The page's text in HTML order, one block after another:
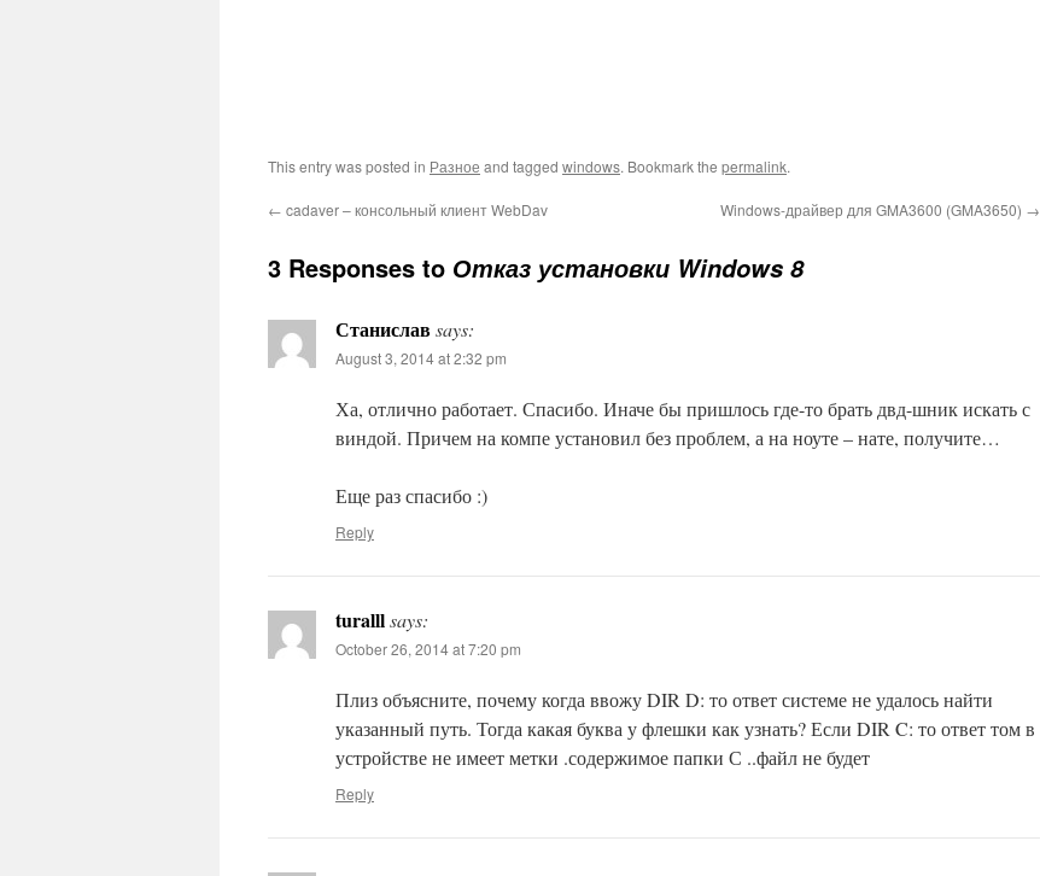
This entry was posted in Разное and tagged windows. Bookmark the permalink.
← cadaver – консольный клиент WebDav Windows-драйвер для GMA3600 (GMA3650) →
3 Responses to Отказ установки Windows 8
Станиславsays:
August 3, 2014 at 2:32 pm
Ха, отлично работает. Спасибо. Иначе бы пришлось где-то брать двд-шник искать с
виндой. Причем на компе установил без проблем, а на ноуте – нате, получите…
Еще раз спасибо :)
Reply
turalllsays:
October 26, 2014 at 7:20 pm
Плиз объясните, почему когда ввожу DIR D: то ответ системе не удалось найти
указанный путь. Тогда какая буква у флешки как узнать? Если DIR C: то ответ том в
устройстве не имеет метки .содержимое папки С ..файл не будет
Reply